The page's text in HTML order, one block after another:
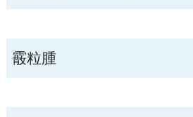
霰粒腫